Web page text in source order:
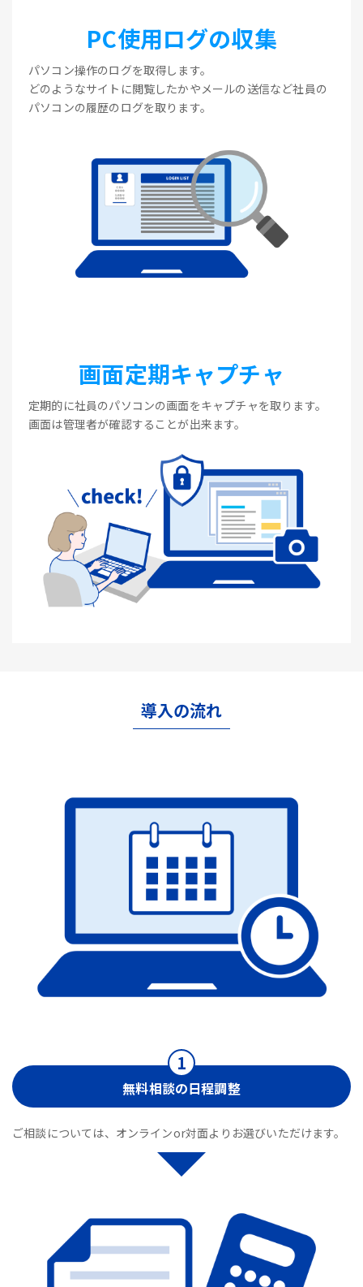
PC使用ログの収集
パソコン操作のログを取得します。
どのようなサイトに閲覧したかやメールの送信など社員の
パソコンの履歴のログを取ります。
画面定期キャプチャ
定期的に社員のパソコンの画面をキャプチャを取ります。
画面は管理者が確認することが出来ます。
導入の流れ
無料相談の日程調整
ご相談については、オンラインor対面よりお選びいただけます。